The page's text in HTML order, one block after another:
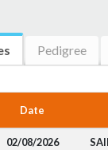
Pedigree
Date
02/08/2026